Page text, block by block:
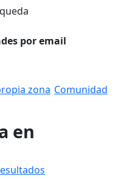
por email
zona Comunidad
en